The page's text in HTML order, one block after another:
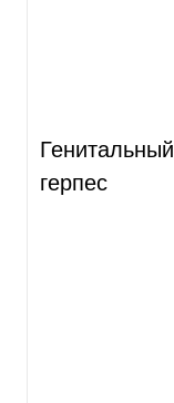
Генитальный
герпес